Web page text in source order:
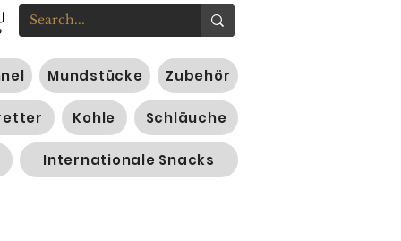
Mundstücke Zubehör
Kohle Schläuche
Internationale Snacks